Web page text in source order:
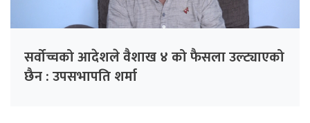
सर्वोच्चको आदेशले वैशाख ४ को फैसला उल्ट्याएको
छैन : उपसभापति शर्मा